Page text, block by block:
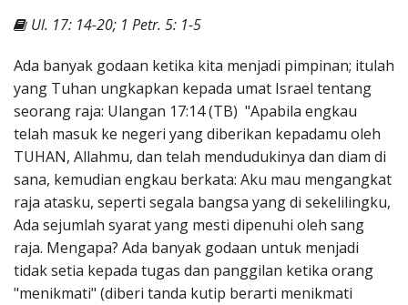
Materi
Penerbitan
Ul. 17: 14-20; 1 Petr. 5: 1-5
Ada banyak godaan ketika kita menjadi pimpinan; itulah
yang Tuhan ungkapkan kepada umat Israel tentang
seorang raja: Ulangan 17:14 (TB) "Apabila engkau
telah masuk ke negeri yang diberikan kepadamu oleh
TUHAN, Allahmu, dan telah mendudukinya dan diam di
sana, kemudian engkau berkata: Aku mau mengangkat
raja atasku, seperti segala bangsa yang di sekelilingku,
Ada sejumlah syarat yang mesti dipenuhi oleh sang
raja. Mengapa? Ada banyak godaan untuk menjadi
tidak setia kepada tugas dan panggilan ketika orang
"menikmati" (diberi tanda kutip berarti menikmati